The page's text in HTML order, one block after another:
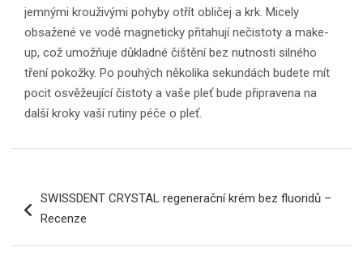
jemnými krouživými pohyby otřít obličej a krk. Micely
obsažené ve vodě magneticky přitahují nečistoty a make-
up, což umožňuje důkladné čištění bez nutnosti silného
tření pokožky. Po pouhých několika sekundách budete mít
pocit osvěžeující čistoty a vaše pleť bude připravena na
další kroky vaší rutiny péče o pleť.
proSWISSDENT CRYSTAL regenerační krém bez fluoridů –
Recenze